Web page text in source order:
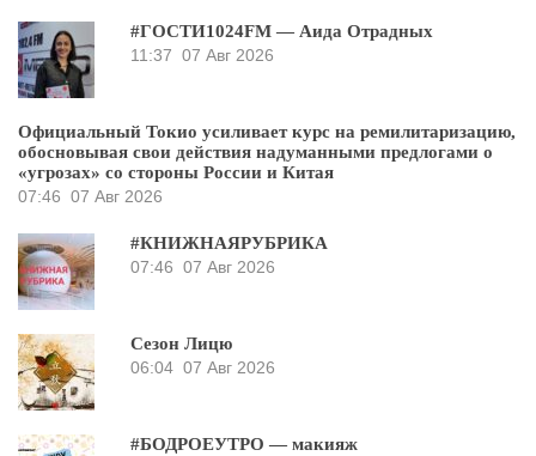
#ГОСТИ1024FM — Аида Отрадных
11:37 07 Авг 2026
Официальный Токио усиливает курс на ремилитаризацию,
обосновывая свои действия надуманными предлогами о
«угрозах» со стороны России и Китая
07:46 07 Авг 2026
#КНИЖНАЯРУБРИКА
07:46 07 Авг 2026
Сезон Лицю
06:04 07 Авг 2026
#БОДРОЕУТРО — макияж